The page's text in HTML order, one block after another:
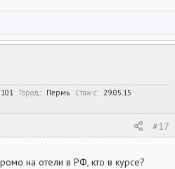
101 Город Пермь Стаж c
29.05.15
#17
на отели в РФ, кто в курсе?